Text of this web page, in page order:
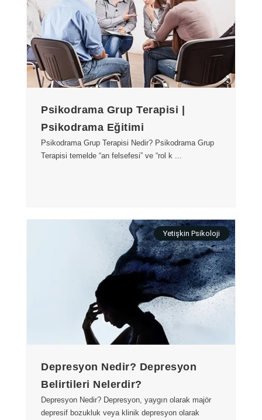
Psikodrama Grup Terapisi |
Psikodrama Eğitimi
Psikodrama Grup Terapisi Nedir? Psikodrama Grup
Terapisi temelde “an felsefesi” ve “rol k ...
Yetişkin Psikoloji
Depresyon Nedir? Depresyon
Belirtileri Nelerdir?
Depresyon Nedir? Depresyon, yaygın olarak majör
depresif bozukluk veya klinik depresyon olarak